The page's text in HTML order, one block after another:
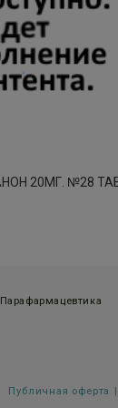
Парафармацевтика
Публичная оферта